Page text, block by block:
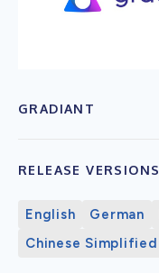
GRADIANT
RELEASE VERSIONS
English German
Chinese Simplified